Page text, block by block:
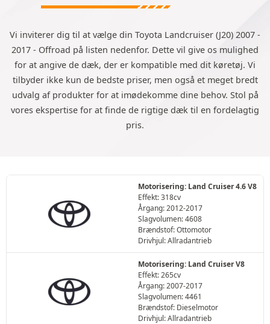
Vi inviterer dig til at vælge din Toyota Landcruiser (J20) 2007 -
2017 - Offroad på listen nedenfor. Dette vil give os mulighed
for at angive de dæk, der er kompatible med dit køretøj. Vi
tilbyder ikke kun de bedste priser, men også et meget bredt
udvalg af produkter for at imødekomme dine behov. Stol på
vores ekspertise for at finde de rigtige dæk til en fordelagtig
pris.
Motorisering: Land Cruiser 4.6 V8
Effekt: 318cv
Årgang: 2012-2017
Slagvolumen: 4608
Brændstof: Ottomotor
Drivhjul: Allradantrieb
Motorisering: Land Cruiser V8
Effekt: 265cv
Årgang: 2007-2017
Slagvolumen: 4461
Brændstof: Dieselmotor
Drivhjul: Allradantrieb